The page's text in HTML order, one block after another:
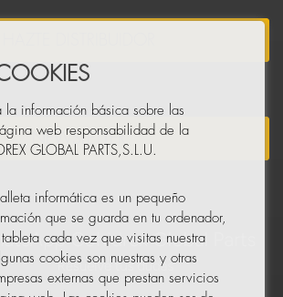
NEWSLETTER
información básica sobre las
web responsabilidad de la
GLOBAL PARTS,S.L.U.
informática es un pequeño
que se guarda en tu ordenador,
tableta cada vez que visitas nuestra
cookies son nuestras y otras
externas que prestan servicios